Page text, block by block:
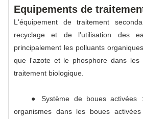
Equipements de
L'équipement de traitement
recyclage et de l'utilisation des
principalement les polluants
que l'azote et le phosphore dans les
traitement biologique.
● Système de boues activées :
organismes dans les boues